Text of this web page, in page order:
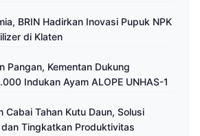
BRIN Hadirkan Inovasi Pupuk NPK
di Klaten
Pangan, Kementan Dukung
Indukan Ayam ALOPE UNHAS-1
Cabai Tahan Kutu Daun, Solusi
Tingkatkan Produktivitas